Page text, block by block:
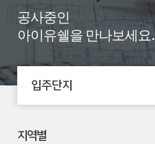
공사중인
아이유쉘을 만나보세요.
입주단지
지역별